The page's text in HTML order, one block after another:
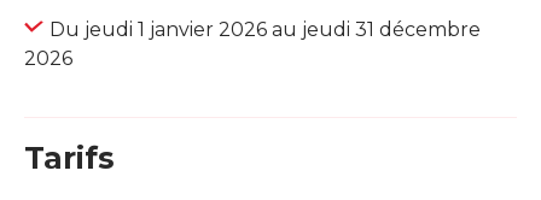
Du jeudi 1 janvier 2026 au jeudi 31 décembre
2026
Tarifs